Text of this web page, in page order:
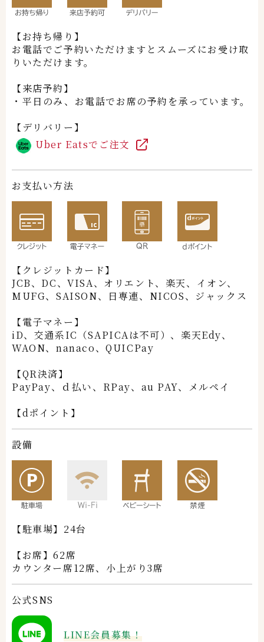
【お持ち帰り】
お電話でご予約いただけますとスムーズにお受け取
りいただけます。
【来店予約】
・平日のみ、お電話でお席の予約を承っています。
【デリバリー】
Uber Eatsでご注文
お支払い方法
【クレジットカード】
JCB、DC、VISA、オリエント、楽天、イオン、
MUFG、SAISON、日専連、NICOS、ジャックス
【電子マネー】
iD、交通系IC（SAPICAは不可）、楽天Edy、
WAON、nanaco、QUICPay
【QR決済】
PayPay、ｄ払い、RPay、au PAY、メルペイ
【dポイント】
設備
【駐車場】24台
【お席】62席
カウンター席12席、 小上がり3席
公式SNS
LINE会員募集！